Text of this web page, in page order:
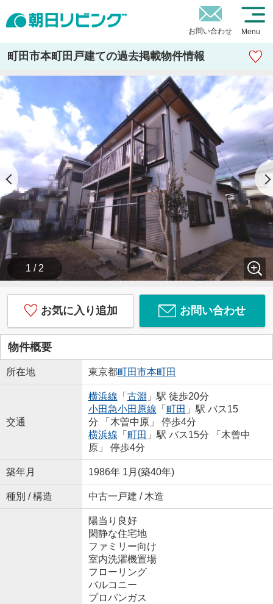
お問い合わせ Menu
町田市本町田戸建ての過去掲載物件情報
1 / 2
お気に入り追加 お問い合わせ
物件概要
所在地 東京都町田市本町田
交通
横浜線 「 古淵 」駅 徒歩20分
小田急小田原線 「 町田 」駅 バス15
分 「木曽中原」 停歩4分
横浜線 「 町田 」駅 バス15分 「木曾中
原」 停歩4分
築年月 1986年 1月(築40年)
種別 / 構造 中古一戸建 / 木造
陽当り良好
閑静な住宅地
ファミリー向け
室内洗濯機置場
フローリング
バルコニー
プロパンガス